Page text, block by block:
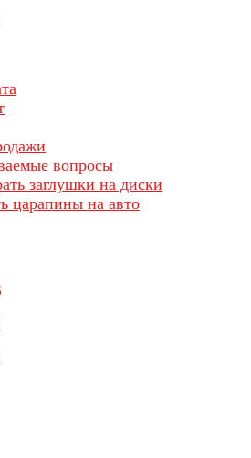
вопросы
заглушки на диски
царапины на авто